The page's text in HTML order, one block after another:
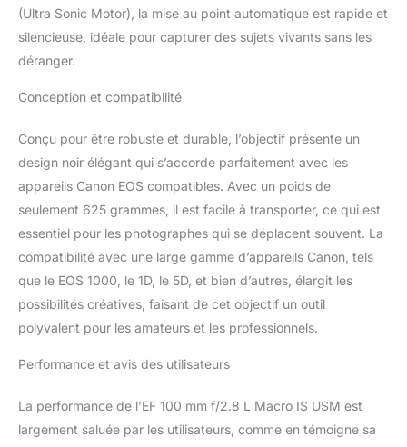
(Ultra Sonic Motor), la mise au point automatique est rapide et
silencieuse, idéale pour capturer des sujets vivants sans les
déranger.
Conception et compatibilité
Conçu pour être robuste et durable, l’objectif présente un
design noir élégant qui s’accorde parfaitement avec les
appareils Canon EOS compatibles. Avec un poids de
seulement 625 grammes, il est facile à transporter, ce qui est
essentiel pour les photographes qui se déplacent souvent. La
compatibilité avec une large gamme d’appareils Canon, tels
que le EOS 1000, le 1D, le 5D, et bien d’autres, élargit les
possibilités créatives, faisant de cet objectif un outil
polyvalent pour les amateurs et les professionnels.
Performance et avis des utilisateurs
La performance de l’EF 100 mm f/2.8 L Macro IS USM est
largement saluée par les utilisateurs, comme en témoigne sa